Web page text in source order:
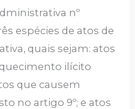
nº
espécies de atos de
quais sejam: atos
ilícito
que causem
no artigo 9º; e atos